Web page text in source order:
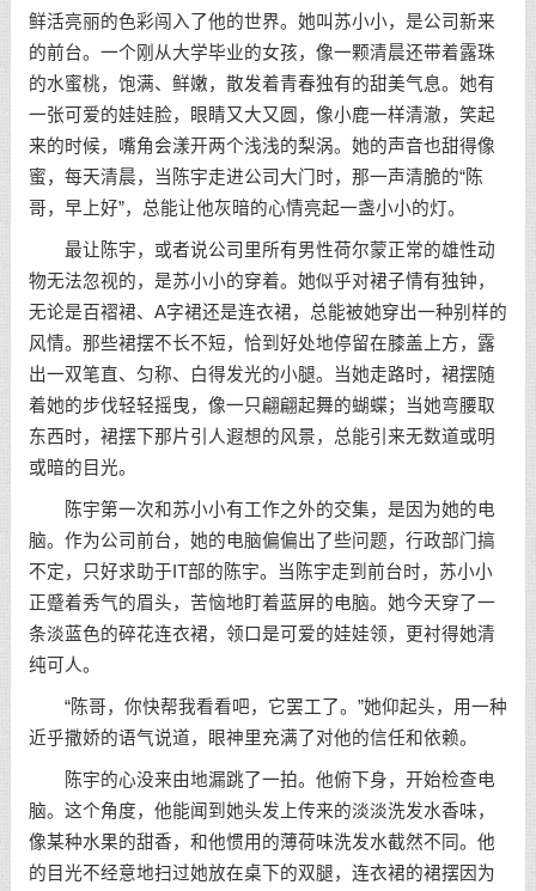
鲜活亮丽的色彩闯入了他的世界。她叫苏小小，是公司新来
的前台。一个刚从大学毕业的女孩，像一颗清晨还带着露珠
的水蜜桃，饱满、鲜嫩，散发着青春独有的甜美气息。她有
一张可爱的娃娃脸，眼睛又大又圆，像小鹿一样清澈，笑起
来的时候，嘴角会漾开两个浅浅的梨涡。她的声音也甜得像
蜜，每天清晨，当陈宇走进公司大门时，那一声清脆的“陈
哥，早上好”，总能让他灰暗的心情亮起一盏小小的灯。
最让陈宇，或者说公司里所有男性荷尔蒙正常的雄性动
物无法忽视的，是苏小小的穿着。她似乎对裙子情有独钟，
无论是百褶裙、A字裙还是连衣裙，总能被她穿出一种别样的
风情。那些裙摆不长不短，恰到好处地停留在膝盖上方，露
出一双笔直、匀称、白得发光的小腿。当她走路时，裙摆随
着她的步伐轻轻摇曳，像一只翩翩起舞的蝴蝶；当她弯腰取
东西时，裙摆下那片引人遐想的风景，总能引来无数道或明
或暗的目光。
陈宇第一次和苏小小有工作之外的交集，是因为她的电
脑。作为公司前台，她的电脑偏偏出了些问题，行政部门搞
不定，只好求助于IT部的陈宇。当陈宇走到前台时，苏小小
正蹙着秀气的眉头，苦恼地盯着蓝屏的电脑。她今天穿了一
条淡蓝色的碎花连衣裙，领口是可爱的娃娃领，更衬得她清
纯可人。
“陈哥，你快帮我看看吧，它罢工了。”她仰起头，用一种
近乎撒娇的语气说道，眼神里充满了对他的信任和依赖。
陈宇的心没来由地漏跳了一拍。他俯下身，开始检查电
脑。这个角度，他能闻到她头发上传来的淡淡洗发水香味，
像某种水果的甜香，和他惯用的薄荷味洗发水截然不同。他
的目光不经意地扫过她放在桌下的双腿，连衣裙的裙摆因为